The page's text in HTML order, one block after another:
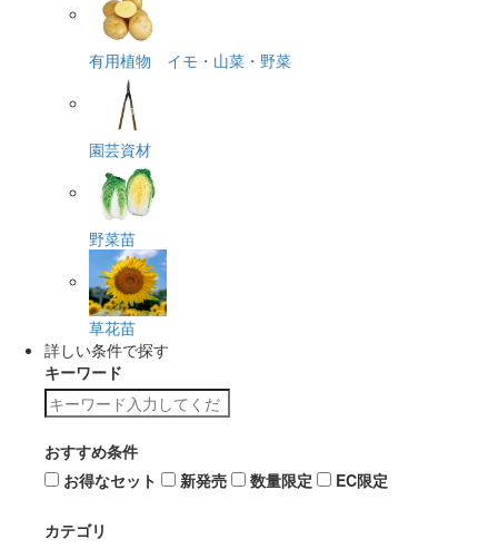
有用植物 イモ・山菜・野菜
園芸資材
野菜苗
草花苗
詳しい条件で探す
キーワード
おすすめ条件
お得なセット
新発売 数量限定 EC限定
カテゴリ